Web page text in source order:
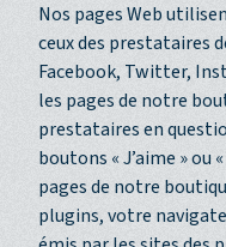
Nos pages Web
ceux des prestataires
Facebook, Twitter,
les pages de notre
prestataires en
boutons « J’aime » ou
pages de notre
plugins, votre